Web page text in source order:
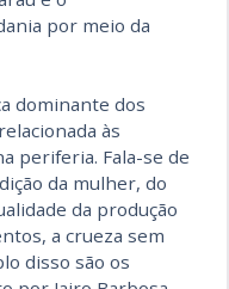
por meio da
dominante dos
às
periferia. Fala-se de
da mulher, do
da produção
a crueza sem
disso são os